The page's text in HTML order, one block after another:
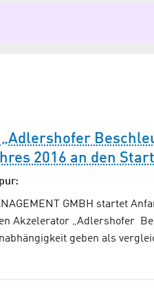
2016 an den Start
GMBH startet
Akzelerator „Adlershofer
geben als